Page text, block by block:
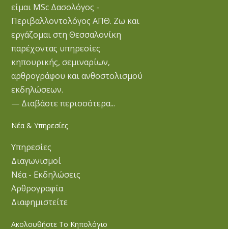
είμαι MSc Δασολόγος -
Περιβαλλοντολόγος ΑΠΘ. Ζω και
εργάζομαι στη Θεσσαλονίκη
παρέχοντας υπηρεσίες
κηπουρικής, σεμιναρίων,
αρθρογράφου και ανθοστολισμού
εκδηλώσεων.
— Διαβάστε περισσότερα...
Νέα & Υπηρεσίες
Υπηρεσίες
Διαγωνισμοί
Νέα - Εκδηλώσεις
Αρθρογραφία
Διαφημιστείτε
Ακολουθήστε Το Κηπολόγιο